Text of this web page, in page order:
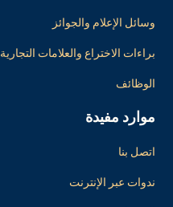
وسائل الإعلام والجوائز
براءات الاختراع والعلامات التجارية
الوظائف
موارد مفيدة
اتصل بنا
ندوات عبر الإنترنت